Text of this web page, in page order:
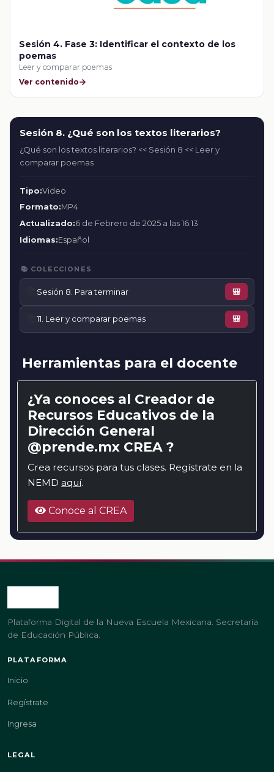
Sesión 4. Fase 3: Identificar el contexto de los
poemas
Leer y comparar poemas
Ver contenido
Sesión 8. ¿Qué son los textos literarios?
¿Qué son los textos literarios? << Sesión 8 << Leer y
comparar poemas
Tipo:Video
Formato:MP4
Actualizado:6 de Febrero de 2025 a las 16:13
Idiomas:Español
📚 COLECCIONES
Sesión 8. Para terminar 🎒
📚11. Leer y comparar poemas 🎒
Herramientas para el docente
¿Ya conoces al Creador de
Recursos Educativos de la
Dirección General
@prende.mx CREA ?
Crea recursos para tus clases. Regístrate en la
NEMD aquí.
Conoce al CREA
Plataforma Digital de la Nueva Escuela Mexicana. Secretaría
de Educación Pública.
PLATAFORMA
Inicio
Regístrate
Ingresa
LEGAL